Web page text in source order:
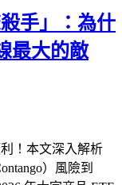
手」：為什
最大的敵
！本文深入解析
）風險到